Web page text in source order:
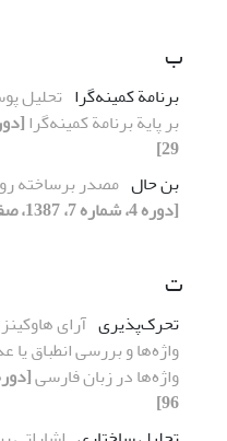
ب
برنامة کمینه‌گرا تحلیل
بر پایة برنامة کمینه‌گرا
29]
بن حال مصدر برساخته
[دوره 4، شماره 7، 1387، صفحه 41-64]
ت
تحرک‌پذیری آرای
واژه‌ها و بررسی انطباق یا
واژه‌ها در زبان فارسی
96]